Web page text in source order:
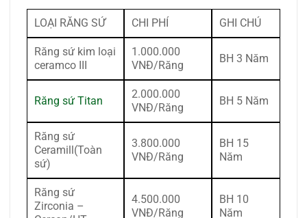
LOẠI RĂNG SỨ CHI PHÍ GHI CHÚ
Răng sứ kim loại
ceramco III
1.000.000
VNĐ/Răng
BH 3 Năm
Răng sứ Titan
2.000.000
VNĐ/Răng
BH 5 Năm
Răng sứ
Ceramill(Toàn
sứ)
3.800.000
VNĐ/Răng
BH 15
Năm
Răng sứ
Zirconia –
4.500.000
VNĐ/Răng
BH 10
Năm